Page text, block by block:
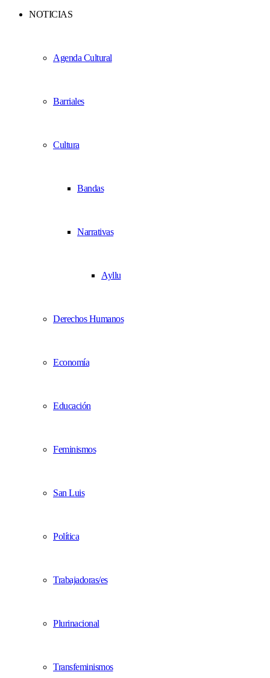
NOTICIAS
Agenda Cultural
Barriales
Cultura
Bandas
Narrativas
Ayllu
Derechos Humanos
Economía
Educación
Feminismos
San Luis
Política
Trabajadoras/es
Plurinacional
Transfeminismos